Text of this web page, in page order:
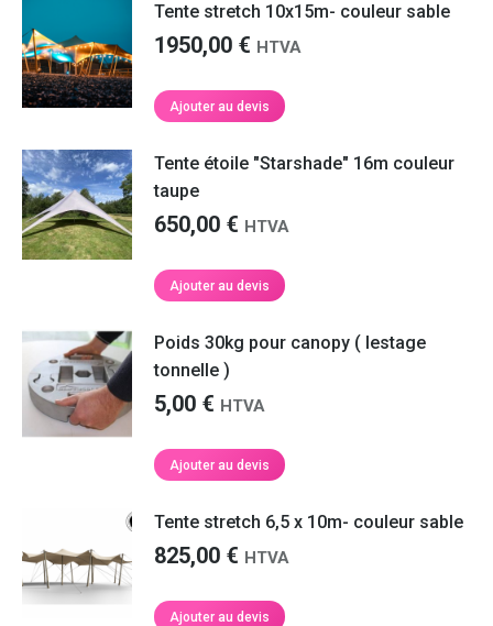
Tente stretch 10x15m- couleur sable
1950,00 € HTVA
Ajouter au devis
Tente étoile "Starshade" 16m couleur
taupe
650,00 € HTVA
Ajouter au devis
Poids 30kg pour canopy ( lestage
tonnelle )
5,00 € HTVA
Ajouter au devis
Tente stretch 6,5 x 10m- couleur sable
825,00 € HTVA
Ajouter au devis